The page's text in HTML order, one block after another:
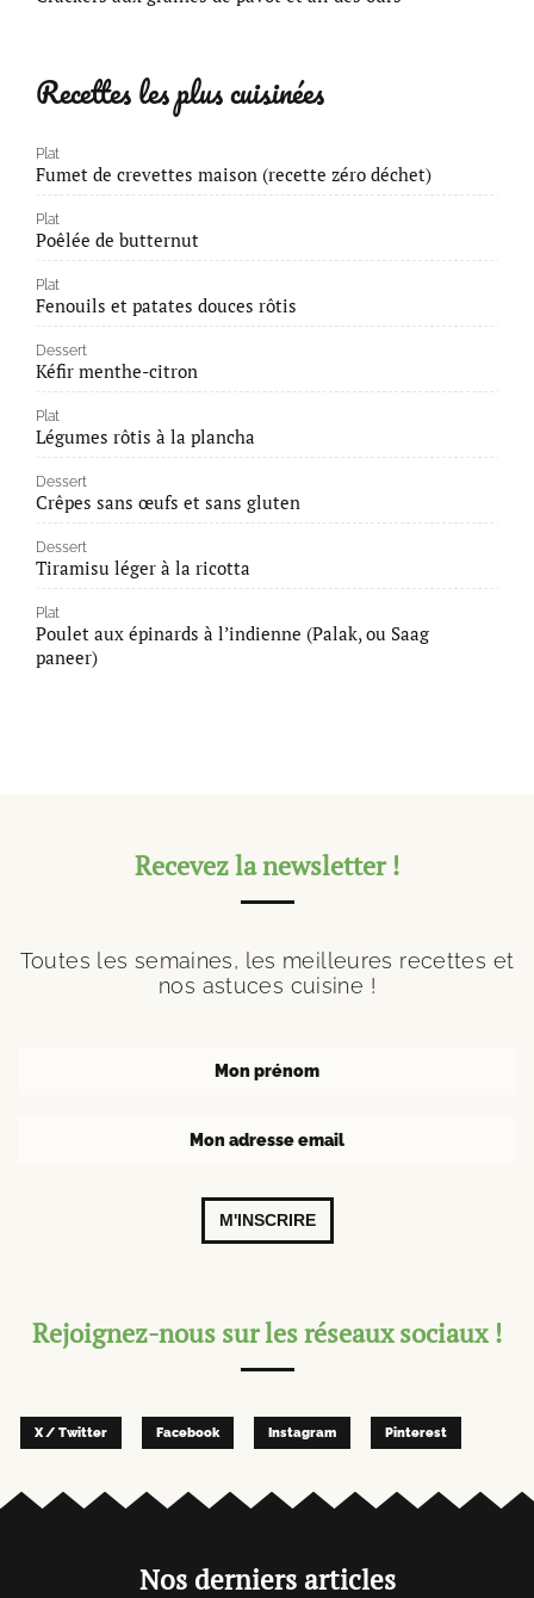
Recettes les plus cuisinées
Plat
Fumet de crevettes maison (recette zéro déchet)
Plat
Poêlée de butternut
Plat
Fenouils et patates douces rôtis
Dessert
Kéfir menthe-citron
Plat
Légumes rôtis à la plancha
Dessert
Crêpes sans œufs et sans gluten
Dessert
Tiramisu léger à la ricotta
Plat
Poulet aux épinards à l’indienne (Palak, ou Saag
paneer)
Recevez la newsletter !
Toutes les semaines, les meilleures recettes et
nos astuces cuisine !
M'INSCRIRE
Rejoignez-nous sur les réseaux sociaux !
X / Twitter Facebook Instagram Pinterest
Nos derniers articles